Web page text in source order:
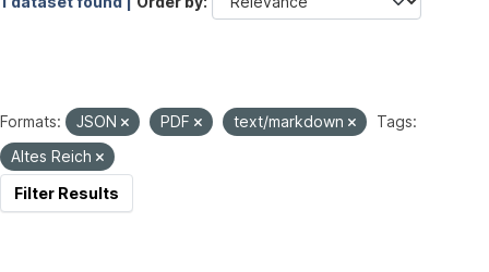
Formats: JSON PDF text/markdown
Tags:
Altes Reich
Filter Results